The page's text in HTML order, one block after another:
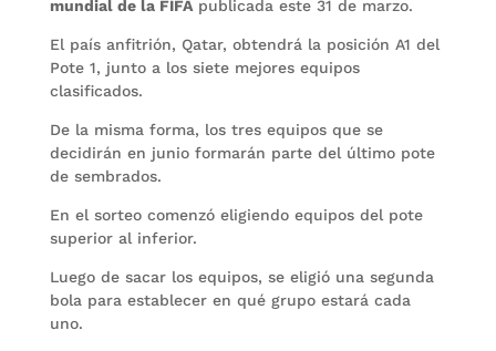
mundial de la FIFApublicada este 31 de marzo.
El país anfitrión, Qatar, obtendrá la posición A1 del
Pote 1, junto a los siete mejores equipos
clasificados.
De la misma forma, los tres equipos que se
decidirán en junio formarán parte del último pote
de sembrados.
En el sorteo comenzó eligiendo equipos del pote
superior al inferior.
Luego de sacar los equipos, se eligió una segunda
bola para establecer en qué grupo estará cada
uno.